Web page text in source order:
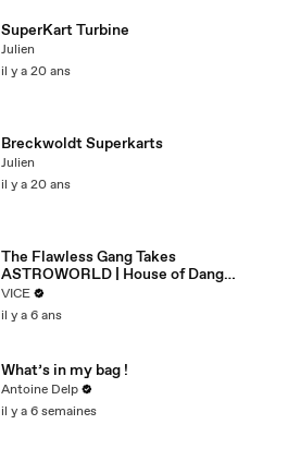
SuperKart Turbine
Julien
il y a 20 ans
Breckwoldt Superkarts
Julien
il y a 20 ans
The Flawless Gang Takes
ASTROWORLD | House of Dang
Episode 4
VICE
il y a 6 ans
What’s in my bag !
Antoine Delp
il y a 6 semaines